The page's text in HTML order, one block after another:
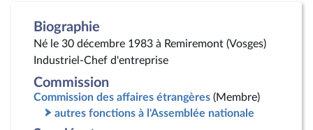
Biographie
Né le 30 décembre 1983 à Remiremont (Vosges)
Industriel-Chef d'entreprise
Commission
Commission des affaires étrangères (Membre)
autres fonctions à l'Assemblée nationale